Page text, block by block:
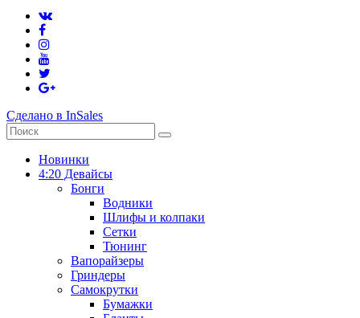
Сделано в InSales
Новинки
4:20 Девайсы
Бонги
Водники
Шлифы и колпаки
Сетки
Тюнинг
Вапорайзеры
Гриндеры
Самокрутки
Бумажки